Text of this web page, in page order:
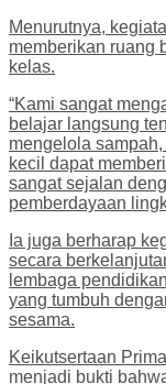
Menurutnya,
memberikan ruang
kelas.
“Kami sangat
belajar langsung
mengelola
kecil dapat
sangat sejalan
pemberdayaan
Ia juga berharap
secara
lembaga
yang tumbuh
sesama.
Keikutsertaan
menjadi bukti